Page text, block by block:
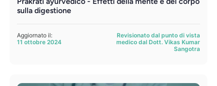
sulla digestione
Aggiornato il:
11 ottobre 2024
Revisionato dal punto di vista
medico dal Dott. Vikas Kumar
Sangotra